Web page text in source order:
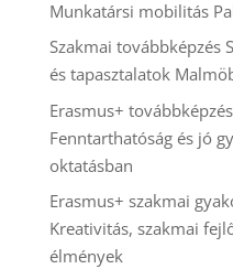
Munkatársi mobilitás
Szakmai továbbképzés
és tapasztalatok
Erasmus+
Fenntarthatóság és jó
oktatásban
Erasmus+ szakmai
Kreativitás, szakmai
élmények